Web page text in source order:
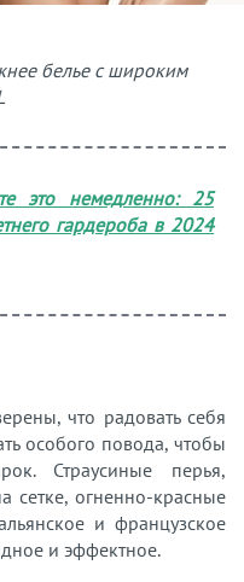
белье с широким
это немедленно: 25
гардероба в 2024
что радовать себя
особого повода, чтобы
Страусиные перья,
сетке, огненно-красные
и французское
и эффектное.